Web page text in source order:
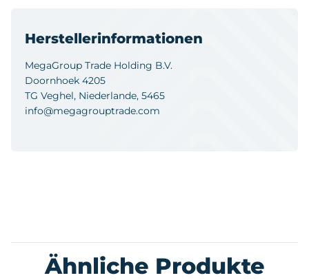
Herstellerinformationen
MegaGroup Trade Holding B.V.
Doornhoek 4205
TG Veghel, Niederlande, 5465
info@megagrouptrade.com
Ähnliche Produkte